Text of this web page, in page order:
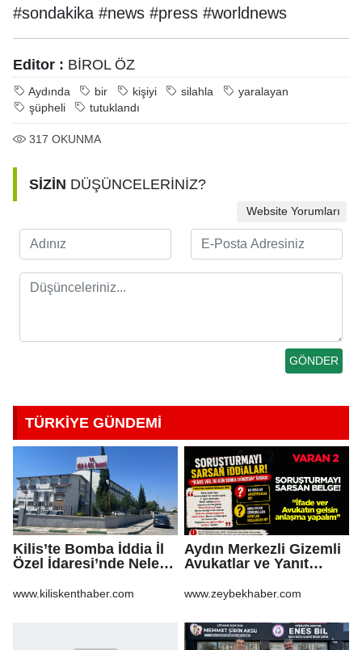
#sondakika #news #press #worldnews
Editor : BİROL ÖZ
Aydında bir kişiyi silahla
yaralayan
şüpheli
tutuklandı
317 OKUNMA
SİZİN DÜŞÜNCELERİNİZ?
Website Yorumları
TÜRKİYE GÜNDEMİ
Kilis’te Bomba İddia İl
Özel İdaresi’nde Neler
www.kiliskenthaber.com
Aydın Merkezli Gizemli
Avukatlar ve Yanıt
www.zeybekhaber.com